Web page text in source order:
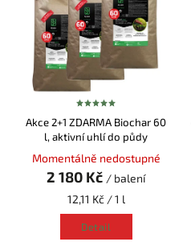
Akce 2+1 ZDARMA Biochar 60
l, aktivní uhlí do půdy
Momentálně nedostupné
2 180 Kč / balení
12,11 Kč / 1 l
Detail